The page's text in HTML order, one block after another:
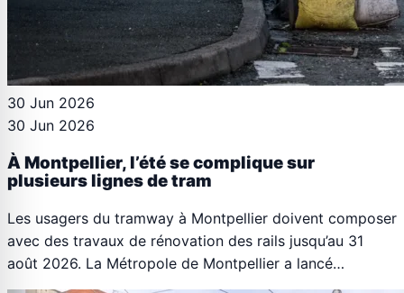
30 Jun 2026
30 Jun 2026
À Montpellier, l’été se complique sur
plusieurs lignes de tram
Les usagers du tramway à Montpellier doivent composer
avec des travaux de rénovation des rails jusqu’au 31
août 2026. La Métropole de Montpellier a lancé…